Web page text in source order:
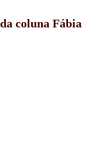
coluna Fábia